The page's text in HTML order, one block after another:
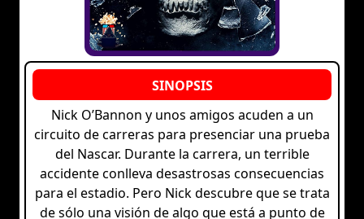
Nick O’Bannon y unos amigos acuden a un
circuito de carreras para presenciar una prueba
del Nascar. Durante la carrera, un terrible
accidente conlleva desastrosas consecuencias
para el estadio. Pero Nick descubre que se trata
de sólo una visión de algo que está a punto de